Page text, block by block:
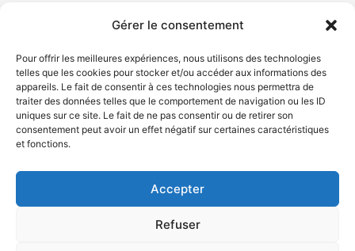
Gérer le consentement
Pour offrir les meilleures expériences, nous utilisons des technologies
telles que les cookies pour stocker et/ou accéder aux informations des
appareils. Le fait de consentir à ces technologies nous permettra de
traiter des données telles que le comportement de navigation ou les ID
uniques sur ce site. Le fait de ne pas consentir ou de retirer son
consentement peut avoir un effet négatif sur certaines caractéristiques
et fonctions.
Accepter
Refuser
© Gouvernement du Québec, 2026
Plan du site
Accessibilité
Accès à l'information
Déclaration de services